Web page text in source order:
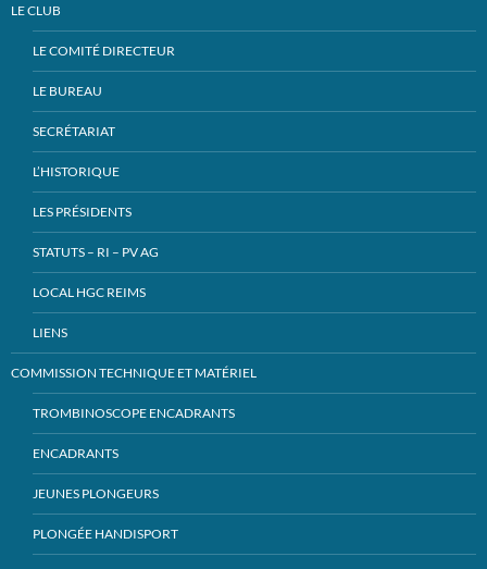
LE CLUB
LE COMITÉ DIRECTEUR
LE BUREAU
SECRÉTARIAT
L’HISTORIQUE
LES PRÉSIDENTS
STATUTS – RI – PV AG
LOCAL HGC REIMS
LIENS
COMMISSION TECHNIQUE ET MATÉRIEL
TROMBINOSCOPE ENCADRANTS
ENCADRANTS
JEUNES PLONGEURS
PLONGÉE HANDISPORT